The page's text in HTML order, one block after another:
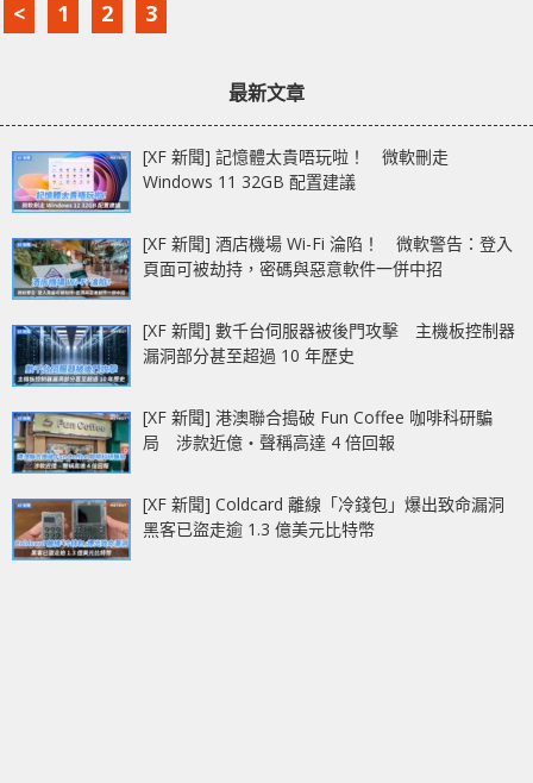
< 1 2 3
最新文章
[XF 新聞] 記憶體太貴唔玩啦！ 微軟刪走
Windows 11 32GB 配置建議
[XF 新聞] 酒店機場 Wi-Fi 淪陷！ 微軟警告：登入
頁面可被劫持，密碼與惡意軟件一併中招
[XF 新聞] 數千台伺服器被後門攻擊 主機板控制器
漏洞部分甚至超過 10 年歷史
[XF 新聞] 港澳聯合搗破 Fun Coffee 咖啡科研騙
局 涉款近億‧聲稱高達 4 倍回報
[XF 新聞] Coldcard 離線「冷錢包」爆出致命漏洞
黑客已盜走逾 1.3 億美元比特幣